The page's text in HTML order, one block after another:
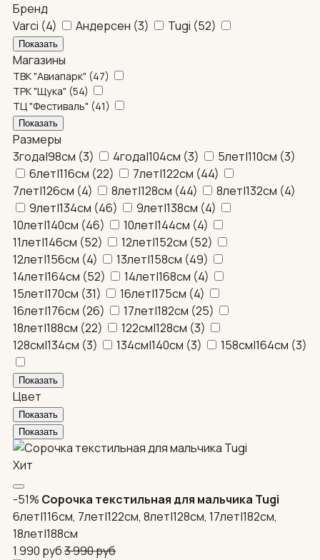
Бренд
Varci (4) Андерсен (3) Tugi (52)
Магазины
ТВК "Авиапарк" (47)
ТРК "Щука" (54)
ТЦ "Фестиваль" (41)
Размеры
3года|98см (3) 4года|104см (3) 5лет|110см (3)
6лет|116см (22) 7лет|122см (44)
7лет|126см (4) 8лет|128см (44) 8лет|132см (4)
9лет|134см (46) 9лет|138см (4)
10лет|140см (46) 10лет|144см (4)
11лет|146см (52) 12лет|152см (52)
12лет|156см (4) 13лет|158см (49)
14лет|164см (52) 14лет|168см (4)
15лет|170см (31) 16лет|175см (4)
16лет|176см (26) 17лет|182см (25)
18лет|188см (22) 122см|128см (3)
128см|134см (3) 134см|140см (3) 158см|164см (3)
Цвет
Хит
-51% Сорочка текстильная для мальчика Tugi
6лет|116см, 7лет|122см, 8лет|128см, 17лет|182см,
18лет|188см
1 990 руб3 990руб